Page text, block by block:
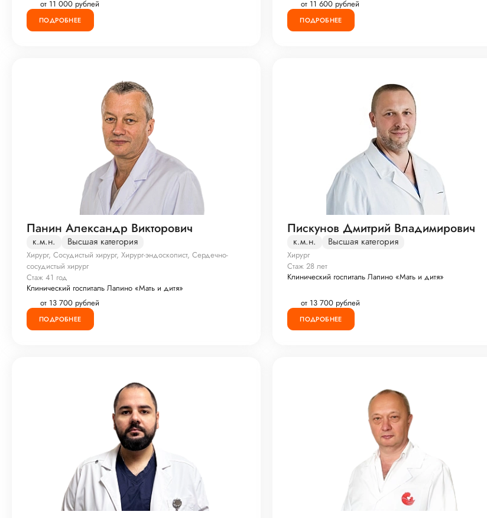
от 11 000 рублей
ПОДРОБНЕЕ
от 11 600 рублей
ПОДРОБНЕЕ
Панин Александр Викторович
к.м.н. Высшая категория
Хирург, Сосудистый хирург, Хирург-эндоскопист, Сердечно-
сосудистый хирург
Стаж 41 год
Клинический госпиталь Лапино «Мать и дитя»
от 13 700 рублей
ПОДРОБНЕЕ
Пискунов Дмитрий Владимирович
к.м.н. Высшая категория
Хирург
Стаж 28 лет
Клинический госпиталь Лапино «Мать и дитя»
от 13 700 рублей
ПОДРОБНЕЕ